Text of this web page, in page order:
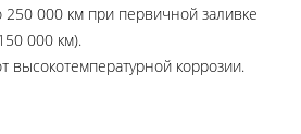
250 000 км при первичной заливке
000 км).
высокотемпературной коррозии.